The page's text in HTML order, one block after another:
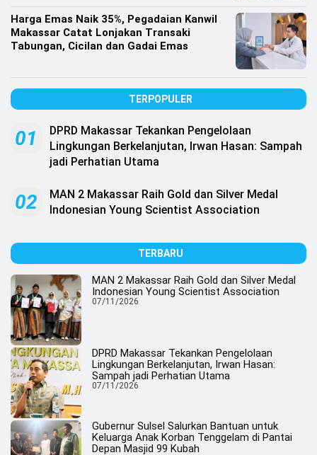
Copyright
Djournalist.com
.
Harga Emas Naik 35%, Pegadaian Kanwil
Makassar Catat Lonjakan Transaki
Tabungan, Cicilan dan Gadai Emas
TERPOPULER
01
DPRD Makassar Tekankan Pengelolaan
Lingkungan Berkelanjutan, Irwan Hasan: Sampah
jadi Perhatian Utama
02
MAN 2 Makassar Raih Gold dan Silver Medal
Indonesian Young Scientist Association
TERBARU
MAN 2 Makassar Raih Gold dan Silver Medal
Indonesian Young Scientist Association
07/11/2026
DPRD Makassar Tekankan Pengelolaan
Lingkungan Berkelanjutan, Irwan Hasan:
Sampah jadi Perhatian Utama
07/11/2026
Gubernur Sulsel Salurkan Bantuan untuk
Keluarga Anak Korban Tenggelam di Pantai
Depan Masjid 99 Kubah